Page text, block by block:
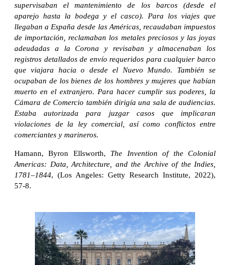
supervisaban el mantenimiento de los barcos (desde el
aparejo hasta la bodega y el casco). Para los viajes que
llegaban a España desde las Américas, recaudaban impuestos
de importación, reclamaban los metales preciosos y las joyas
adeudadas a la Corona y revisaban y almacenaban los
registros detallados de envío requeridos para cualquier barco
que viajara hacia o desde el Nuevo Mundo. También se
ocupaban de los bienes de los hombres y mujeres que habían
muerto en el extranjero. Para hacer cumplir sus poderes, la
Cámara de Comercio también dirigía una sala de audiencias.
Estaba autorizada para juzgar casos que implicaran
violaciones de la ley comercial, así como conflictos entre
comerciantes y marineros.
Hamann, Byron Ellsworth, The Invention of the Colonial
Americas: Data, Architecture, and the Archive of the Indies,
1781–1844, (Los Angeles: Getty Research Institute, 2022),
57-8.